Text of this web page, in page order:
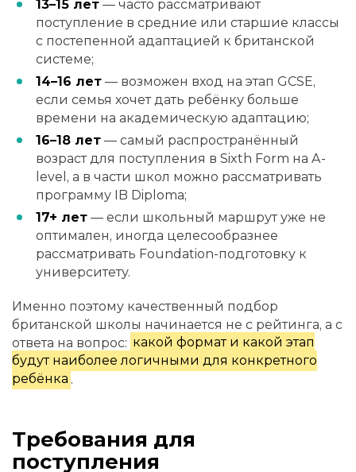
13–15 лет — часто рассматривают
поступление в средние или старшие классы
с постепенной адаптацией к британской
системе;
14–16 лет — возможен вход на этап GCSE,
если семья хочет дать ребёнку больше
времени на академическую адаптацию;
16–18 лет — самый распространённый
возраст для поступления в Sixth Form на A-
level, а в части школ можно рассматривать
программу IB Diploma;
17+ лет — если школьный маршрут уже не
оптимален, иногда целесообразнее
рассматривать Foundation-подготовку к
университету.
Именно поэтому качественный подбор
британской школы начинается не с рейтинга, а с
ответа на вопрос: какой формат и какой этап
будут наиболее логичными для конкретного
ребёнка .
Требования для
поступления